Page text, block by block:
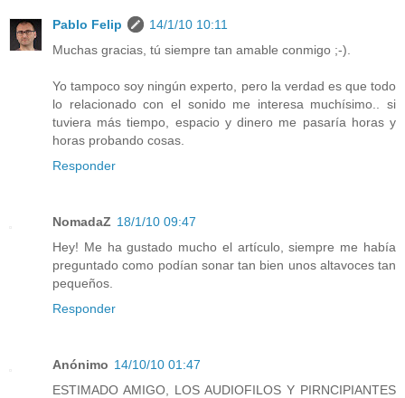
Pablo Felip
14/1/10 10:11
Muchas gracias, tú siempre tan amable conmigo ;-).
Yo tampoco soy ningún experto, pero la verdad es que todo
lo relacionado con el sonido me interesa muchísimo.. si
tuviera más tiempo, espacio y dinero me pasaría horas y
horas probando cosas.
Responder
NomadaZ 18/1/10 09:47
Hey! Me ha gustado mucho el artículo, siempre me había
preguntado como podían sonar tan bien unos altavoces tan
pequeños.
Responder
Anónimo 14/10/10 01:47
ESTIMADO AMIGO, LOS AUDIOFILOS Y PIRNCIPIANTES